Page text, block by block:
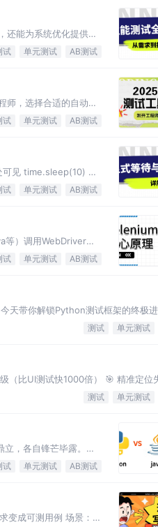
还能为系统优化提供数
试 单元测试 AB测试
师，选择合适的自动化
试 单元测试 AB测试
可见 time.sleep(10) 这
试 单元测试 AB测试
等）调用WebDriver
试 单元测试 AB测试
天带你解锁Python测试框架的终极
测试 单元测试
（比UI测试快1000倍） 🎯 精准定位
测试 单元测试
，各自锋芒毕露。究
试 单元测试 AB测试
变成可测用例 场景：产